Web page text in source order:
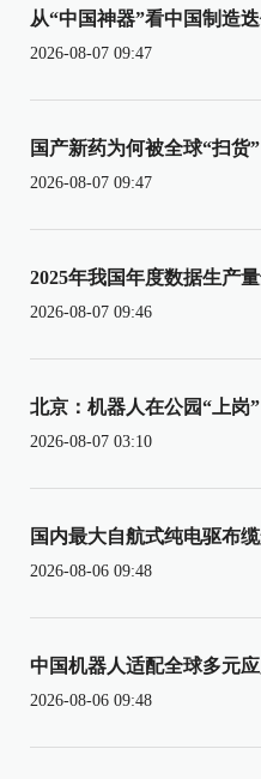
从“中国神器”看中国制造
2026-08-07 09:47
国产新药为何被全球“扫货”
2026-08-07 09:47
2025年我国年度数据生产
2026-08-07 09:46
北京：机器人在公园“上岗”
2026-08-07 03:10
国内最大自航式纯电驱布
2026-08-06 09:48
中国机器人适配全球多元
2026-08-06 09:48